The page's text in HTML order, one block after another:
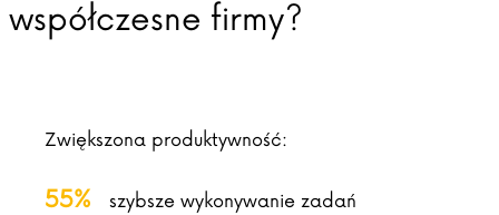
współczesne firmy?
Zwiększona produktywność:
55% szybsze wykonywanie zadań